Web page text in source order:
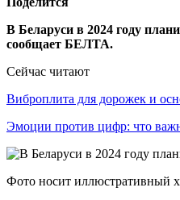
В Беларуси в 2024 году
сообщает БЕЛТА.
Сейчас читают
Виброплита для дорожек и
Эмоции против цифр: что
Фото носит иллюстративный